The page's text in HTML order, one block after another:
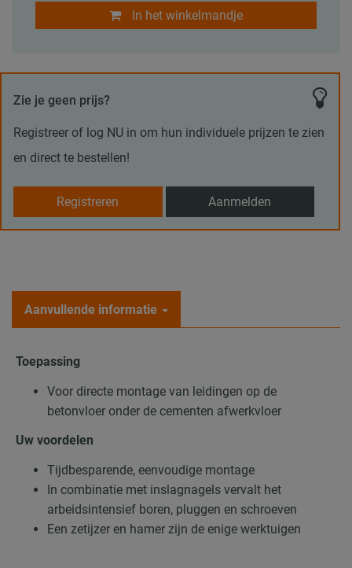
In het winkelmandje
Zie je geen prijs?
Registreer of log NU in om hun individuele prijzen te zien
en direct te bestellen!
Registreren Aanmelden
Aanvullende informatie
Toepassing
Voor directe montage van leidingen op de
betonvloer onder de cementen afwerkvloer
Uw voordelen
Tijdbesparende, eenvoudige montage
In combinatie met inslagnagels vervalt het
arbeidsintensief boren, pluggen en schroeven
Een zetijzer en hamer zijn de enige werktuigen